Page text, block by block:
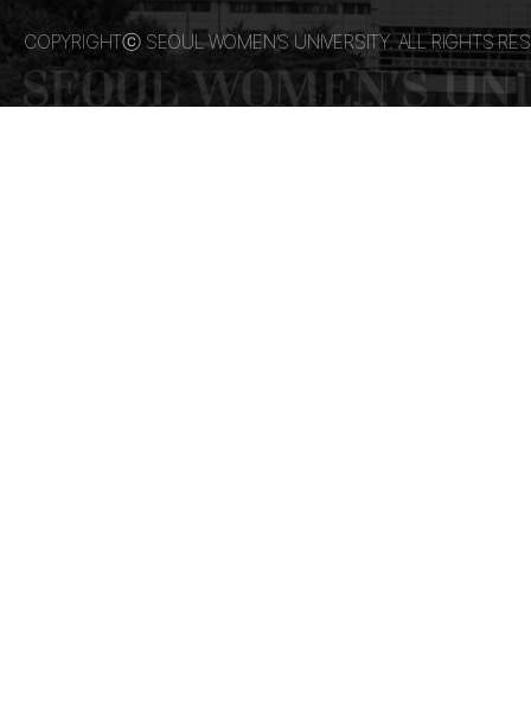
COPYRIGHTⓒ SEOUL WOMEN’S UNIVERSITY. ALL RIGHTS